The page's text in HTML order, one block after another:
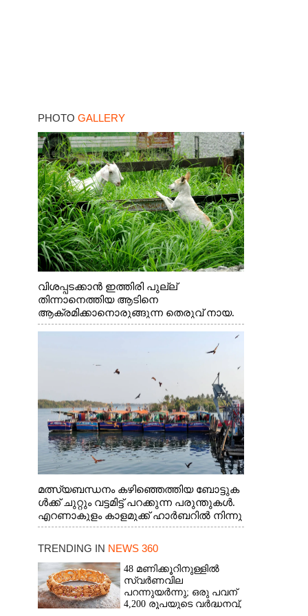
PHOTO GALLERY
വിശപ്പടക്കാൻ ഇത്തിരി പുല്ല്
തിന്നാനെത്തിയ ആടിനെ
ആക്രമിക്കാനൊരുങ്ങുന്ന തെരുവ് നായ.
എറണാകുളം വാത്തുരുത്തിയിൽ നിന്നുള്ള
മത്സ്യബന്ധനം കഴിഞ്ഞെത്തിയ ബോട്ടുക
ൾക്ക് ചുറ്റും വട്ടമിട്ട് പറക്കുന്ന പരുന്തുകൾ.
എറണാകുളം കാളമുക്ക് ഹാർബറിൽ നിന്നു
ള്ള കാഴ്ച
TRENDING IN NEWS 360
48 മണിക്കൂറിനുള്ളിൽ
സ്വർണവില
പറന്നുയർന്നു; ഒരു പവന്
4,200 രൂപയുടെ വർദ്ധനവ്,